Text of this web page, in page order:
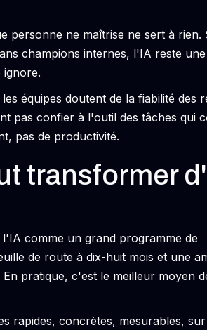
personne ne maîtrise ne sert à rien.
champions internes, l'IA reste
ignore.
équipes doutent de la fiabilité des
pas confier à l'outil des tâches qui
pas de productivité.
transformer
comme un grand programme de
de route à dix-huit mois et une
pratique, c'est le meilleur moyen
rapides, concrètes, mesurables,